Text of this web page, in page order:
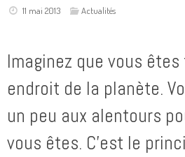
11 mai 2013 Actualités
Imaginez que vous
endroit de la planète.
un peu aux alentours
vous êtes. C’est le